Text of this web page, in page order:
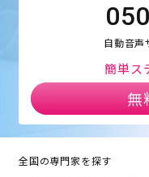
自動音声
簡単ス
無
全国の専門家を探す